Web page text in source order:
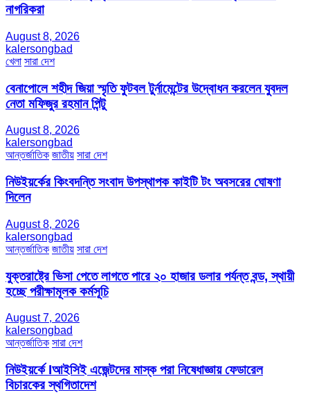
নাগরিকরা
August 8, 2026
kalersongbad
খেলা সারা দেশ
বেনাপোলে শহীদ জিয়া স্মৃতি ফুটবল টুর্নামেন্টের উদ্বোধন করলেন যুবদল
নেতা মফিজুর রহমান পিন্টু
August 8, 2026
kalersongbad
আন্তর্জাতিক জাতীয় সারা দেশ
নিউইয়র্কের কিংবদন্তি সংবাদ উপস্থাপক কাইটি টং অবসরের ঘোষণা
দিলেন
August 8, 2026
kalersongbad
আন্তর্জাতিক জাতীয় সারা দেশ
যুক্তরাষ্ট্রে ভিসা পেতে লাগতে পারে ২০ হাজার ডলার পর্যন্ত বন্ড, স্থায়ী
হচ্ছে পরীক্ষামূলক কর্মসূচি
August 7, 2026
kalersongbad
আন্তর্জাতিক সারা দেশ
নিউইয়র্কে Iআইসিই এজেন্টদের মাস্ক পরা নিষেধাজ্ঞায় ফেডারেল
বিচারকের স্থগিতাদেশ